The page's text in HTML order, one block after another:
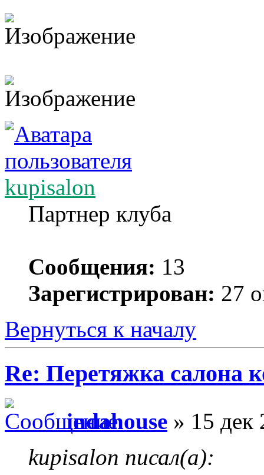
kupisalon
Партнер клуба
Сообщения: 13
Зарегистрирован: 27
Вернуться к началу
Re: Перетяжка салона
indahouse » 15 дек
kupisalon писал(а):